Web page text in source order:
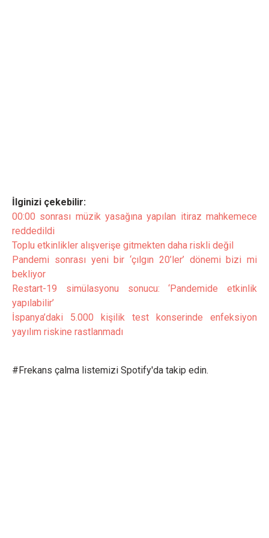
İlginizi çekebilir:
00:00 sonrası müzik yasağına yapılan itiraz mahkemece
reddedildi
Toplu etkinlikler alışverişe gitmekten daha riskli değil
Pandemi sonrası yeni bir ‘çılgın 20’ler’ dönemi bizi mi
bekliyor
Restart-19 simülasyonu sonucu: ‘Pandemide etkinlik
yapılabilir’
İspanya’daki 5.000 kişilik test konserinde enfeksiyon
yayılım riskine rastlanmadı
#Frekans çalma listemizi Spotify'da takip edin.